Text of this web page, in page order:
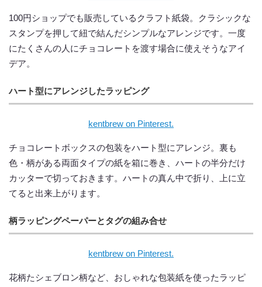
100円ショップでも販売しているクラフト紙袋。クラシックな
スタンプを押して紐で結んだシンプルなアレンジです。一度
にたくさんの人にチョコレートを渡す場合に使えそうなアイ
デア。
ハート型にアレンジしたラッピング
kentbrew on Pinterest.
チョコレートボックスの包装をハート型にアレンジ。裏も
色・柄がある両面タイプの紙を箱に巻き、ハートの半分だけ
カッターで切っておきます。ハートの真ん中で折り、上に立
てると出来上がります。
柄ラッピングペーパーとタグの組み合せ
kentbrew on Pinterest.
花柄たシェブロン柄など、おしゃれな包装紙を使ったラッピ